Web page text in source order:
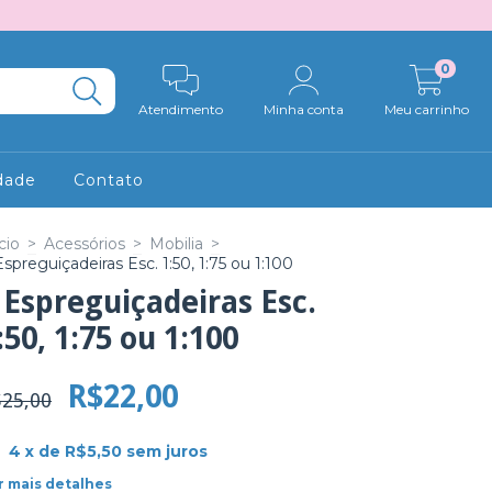
Atendimento Minha conta Meu carrinho
0
Contato
> Acessórios > Mobilia >
Esc. 1:50, 1:75 ou 1:100
Esc.
1:75 ou 1:100
R$22,00
4 x de R$5,50 sem juros
mais detalhes